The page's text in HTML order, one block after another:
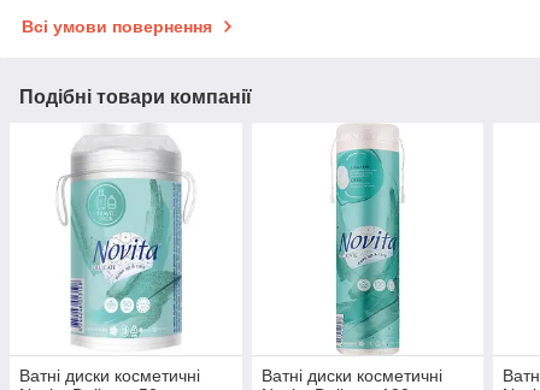
Всі умови повернення
Подібні товари компанії
Ватні диски косметичні
Ватні диски косметичні